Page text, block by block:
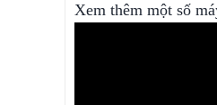
Xem thêm một số